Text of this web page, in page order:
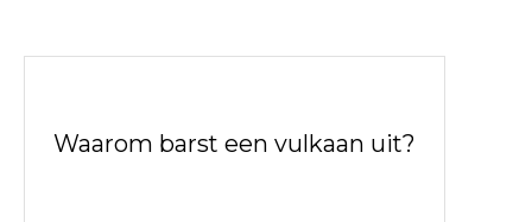
Waarom barst een vulkaan uit?